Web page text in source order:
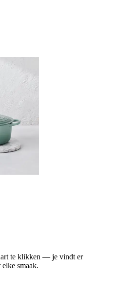
te klikken — je vindt er
smaak.